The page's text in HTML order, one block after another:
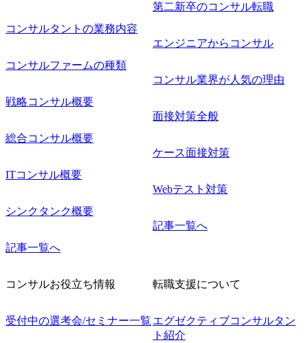
コンサルタントの業務内容
コンサルファームの種類
戦略コンサル概要
総合コンサル概要
ITコンサル概要
シンクタンク概要
記事一覧へ
第二新卒のコンサル転職
エンジニアからコンサル
コンサル業界が人気の理由
面接対策全般
ケース面接対策
Webテスト対策
記事一覧へ
コンサルお役立ち情報
受付中の選考会/セミナー一覧
転職支援について
エグゼクティブコンサルタン
ト紹介